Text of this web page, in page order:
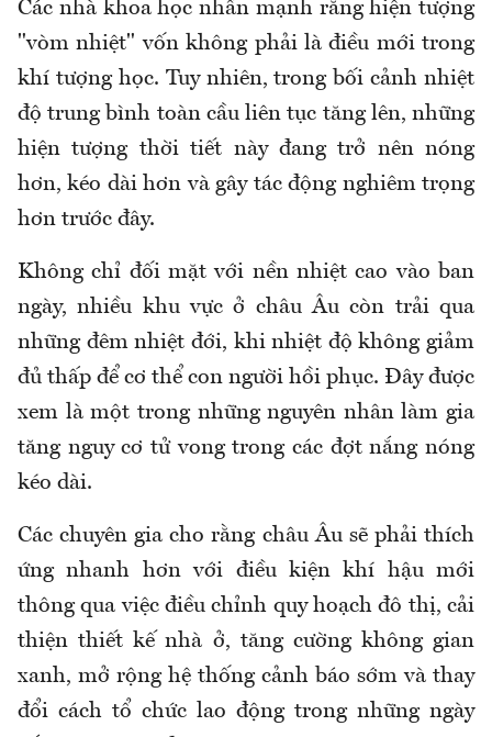
Các nhà khoa học nhấn mạnh rằng hiện tượng
"vòm nhiệt" vốn không phải là điều mới trong
khí tượng học. Tuy nhiên, trong bối cảnh nhiệt
độ trung bình toàn cầu liên tục tăng lên, những
hiện tượng thời tiết này đang trở nên nóng
hơn, kéo dài hơn và gây tác động nghiêm trọng
hơn trước đây.
Không chỉ đối mặt với nền nhiệt cao vào ban
ngày, nhiều khu vực ở châu Âu còn trải qua
những đêm nhiệt đới, khi nhiệt độ không giảm
đủ thấp để cơ thể con người hồi phục. Đây được
xem là một trong những nguyên nhân làm gia
tăng nguy cơ tử vong trong các đợt nắng nóng
kéo dài.
Các chuyên gia cho rằng châu Âu sẽ phải thích
ứng nhanh hơn với điều kiện khí hậu mới
thông qua việc điều chỉnh quy hoạch đô thị, cải
thiện thiết kế nhà ở, tăng cường không gian
xanh, mở rộng hệ thống cảnh báo sớm và thay
đổi cách tổ chức lao động trong những ngày